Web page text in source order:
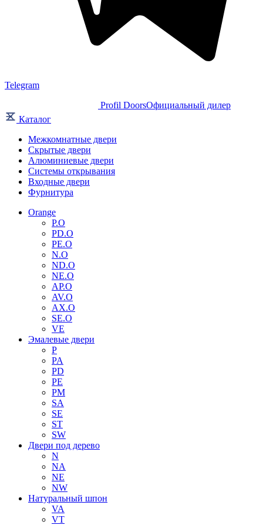
Telegram
Profil DoorsОфициальный дилер
Каталог
Межкомнатные двери
Скрытые двери
Алюминиевые двери
Системы открывания
Входные двери
Фурнитура
Orange
P.O
PD.O
PE.O
N.O
ND.O
NE.O
AP.O
AV.O
AX.O
SE.O
VE
Эмалевые двери
P
PA
PD
PE
PM
SA
SE
ST
SW
Двери под дерево
N
NA
NE
NW
Натуральный шпон
VA
VT